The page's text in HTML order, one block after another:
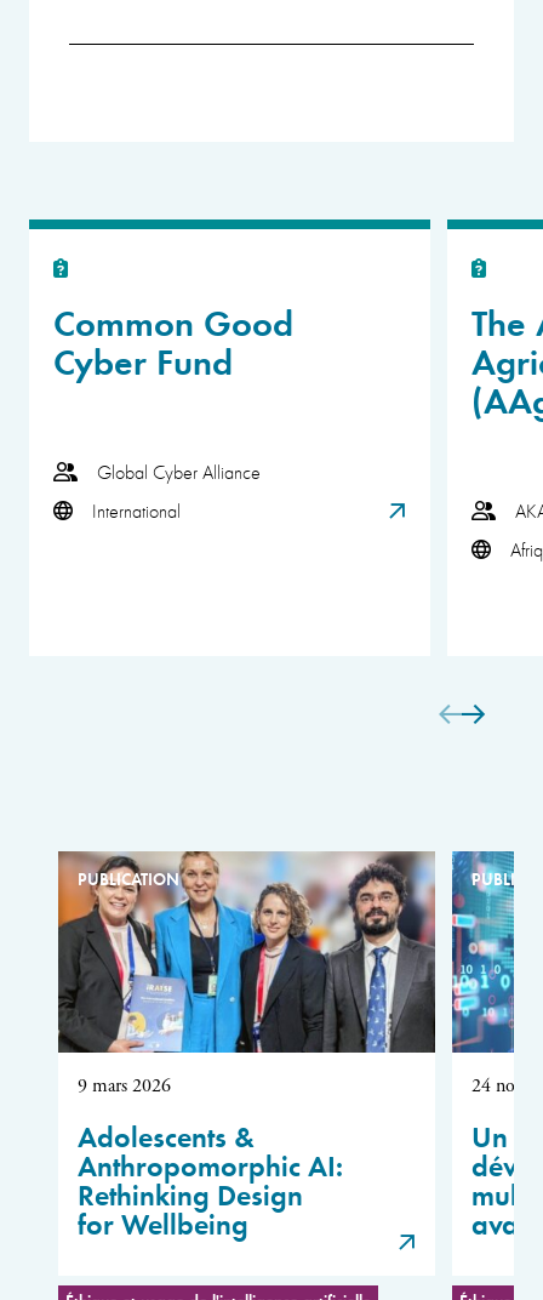
Common Good
Cyber Fund
Global Cyber Alliance
International
The
PUBLICATION
9 mars 2026
Adolescents &
Anthropomorphic AI:
Rethinking Design
for Wellbeing
24
Un